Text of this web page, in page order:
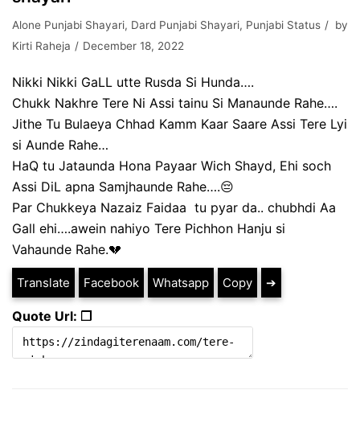
Alone Punjabi Shayari, Dard Punjabi Shayari, Punjabi Status
by
Kirti Raheja
December 18, 2022
Nikki Nikki GaLL utte Rusda Si Hunda….
Chukk Nakhre Tere Ni Assi tainu Si Manaunde Rahe….
Jithe Tu Bulaeya Chhad Kamm Kaar Saare Assi Tere Lyi
si Aunde Rahe…
HaQ tu Jataunda Hona Payaar Wich Shayd, Ehi soch
Assi DiL apna Samjhaunde Rahe….😔
Par Chukkeya Nazaiz Faidaa tu pyar da.. chubhdi Aa
Gall ehi….awein nahiyo Tere Pichhon Hanju si
Vahaunde Rahe.💔
Translate Facebook Whatsapp Copy ➔
Quote Url: ❐